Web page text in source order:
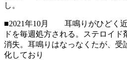
し。
■2021年10月 耳鳴りがひどく近
ドを毎週処方される。ステロイ
消失。耳鳴りはなっなくたが、受
化しており